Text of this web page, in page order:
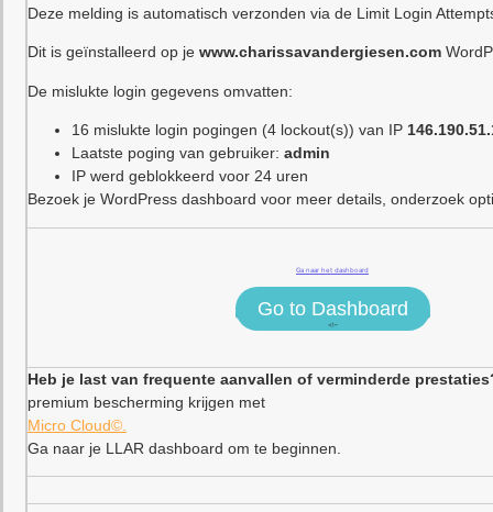
Deze melding is automatisch verzonden via de Limit Login
Dit is geïnstalleerd op je www.charissavandergiesen.com
De mislukte login gegevens omvatten:
16 mislukte login pogingen (4 lockout(s)) van IP
Laatste poging van gebruiker: admin
IP werd geblokkeerd voor 24 uren
Bezoek je WordPress dashboard voor meer details, onderzoek
Ga naar het dashboard
Go to Dashboard
<!–
Heb je last van frequente aanvallen of verminderde
premium bescherming krijgen met
Micro Cloud©.
Ga naar je LLAR dashboard om te beginnen.